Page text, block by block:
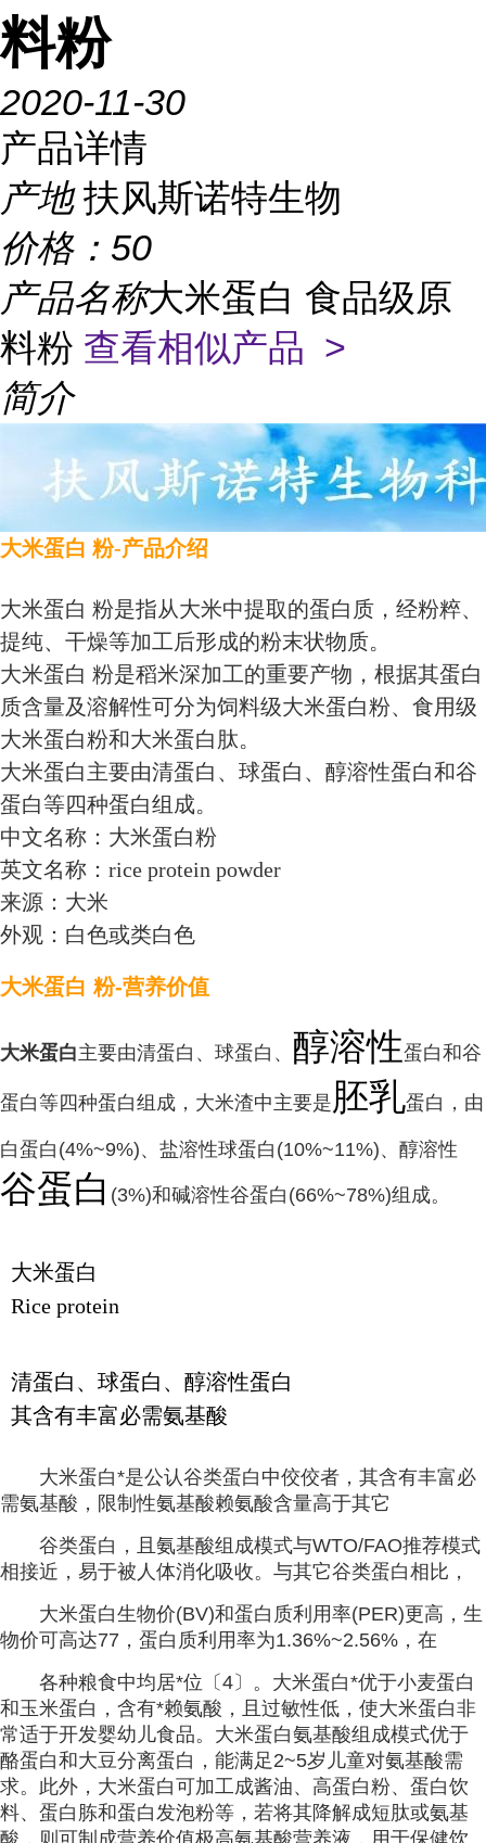
料粉
2020-11-30
产品详情
产地 扶风斯诺特生物
价格： 50
产品名称大米蛋白 食品级原
料粉 查看相似产品 >
简介
大米蛋白 粉-产品介绍
大米蛋白 粉是指从大米中提取的蛋白质，经粉粹、
提纯、干燥等加工后形成的粉末状物质。
大米蛋白 粉是稻米深加工的重要产物，根据其蛋白
质含量及溶解性可分为饲料级大米蛋白粉、食用级
大米蛋白粉和大米蛋白肽。
大米蛋白主要由清蛋白、球蛋白、醇溶性蛋白和谷
蛋白等四种蛋白组成。
中文名称：大米蛋白粉
英文名称：rice protein powder
来源：大米
外观：白色或类白色
大米蛋白 粉-营养价值
大米蛋白主要由清蛋白、球蛋白、 醇溶性蛋白和谷
蛋白等四种蛋白组成，大米渣中主要是 胚乳蛋白，由
白蛋白(4%~9%)、盐溶性球蛋白(10%~11%)、醇溶性
谷蛋白 (3%)和碱溶性谷蛋白(66%~78%)组成。
大米蛋白
Rice protein
清蛋白、球蛋白、醇溶性蛋白
其含有丰富必需氨基酸
大米蛋白*是公认谷类蛋白中佼佼者，其含有丰富必
需氨基酸，限制性氨基酸赖氨酸含量高于其它
谷类蛋白，且氨基酸组成模式与WTO/FAO推荐模式
相接近，易于被人体消化吸收。与其它谷类蛋白相比，
大米蛋白生物价(BV)和蛋白质利用率(PER)更高，生
物价可高达77，蛋白质利用率为1.36%~2.56%，在
各种粮食中均居*位〔4〕。大米蛋白*优于小麦蛋白
和玉米蛋白，含有*赖氨酸，且过敏性低，使大米蛋白非
常适于开发婴幼儿食品。大米蛋白氨基酸组成模式优于
酪蛋白和大豆分离蛋白，能满足2~5岁儿童对氨基酸需
求。此外，大米蛋白可加工成酱油、高蛋白粉、蛋白饮
料、蛋白胨和蛋白发泡粉等，若将其降解成短肽或氨基
酸，则可制成营养价值极高氨基酸营养液，用于保健饮